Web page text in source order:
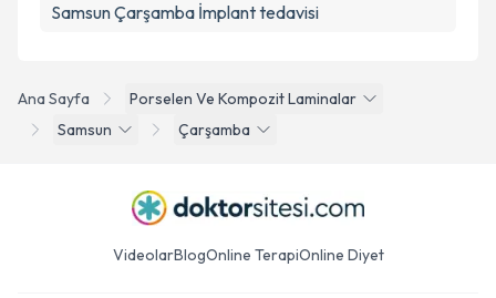
Ana Sayfa
Porselen Ve Kompozit Laminalar
Samsun
Çarşamba
Samsun Çarşamba İmplant tedavisi
VideolarBlogOnline TerapiOnline Diyet